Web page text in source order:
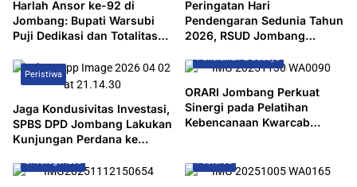
Harlah Ansor ke-92 di
Jombang: Bupati Warsubi
Puji Dedikasi dan Totalitas
Peringatan Hari
Pendengaran Sedunia Tahun
2026, RSUD Jombang
Suara Lakukan Seminar
Peristiwa
Jaga Kondusivitas Investasi,
SPBS DPD Jombang Lakukan
Kunjungan Perdana ke
Pendidikan & Budaya
ORARI Jombang Perkuat
Sinergi pada Pelatihan
Kebencanaan Kwarcab
Uncategorized Featured